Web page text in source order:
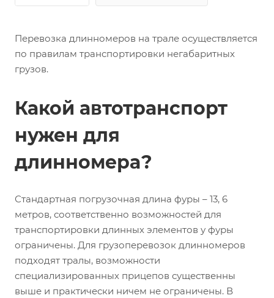
Перевозка длинномеров на трале осуществляется
по правилам транспортировки негабаритных
грузов.
Какой автотранспорт
нужен для
длинномера?
Стандартная погрузочная длина фуры – 13, 6
метров, соответственно возможностей для
транспортировки длинных элементов у фуры
ограничены. Для грузоперевозок длинномеров
подходят тралы, возможности
специализированных прицепов существенны
выше и практически ничем не ограничены. В